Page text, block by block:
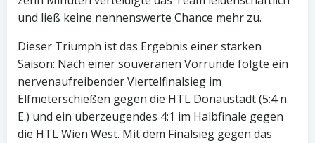
und ließ keine nennenswerte Chance mehr zu.
Dieser Triumph ist das Ergebnis einer starken
Saison: Nach einer souveränen Vorrunde folgte ein
nervenaufreibender Viertelfinalsieg im
Elfmeterschießen gegen die HTL Donaustadt (5:4 n.
E.) und ein überzeugendes 4:1 im Halbfinale gegen
die HTL Wien West. Mit dem Finalsieg gegen das